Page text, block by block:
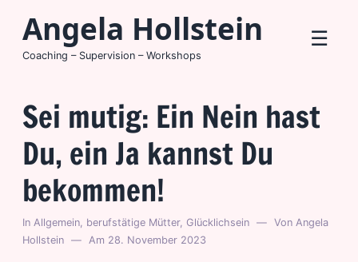
Inhalt
springen
Angela Hollstein
Coaching – Supervision – Workshops
☰
Sei mutig: Ein Nein hast
Du, ein Ja kannst Du
bekommen!
In Allgemein, berufstätige Mütter, Glücklichsein Von Angela
Hollstein
Am 28. November 2023